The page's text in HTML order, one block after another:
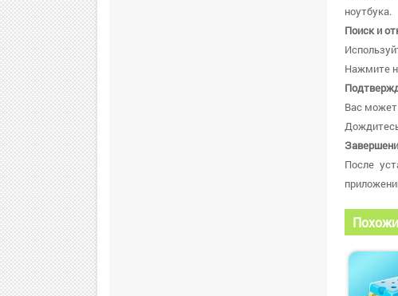
ноутбука.
Поиск и
Нажмите
Вас может
После